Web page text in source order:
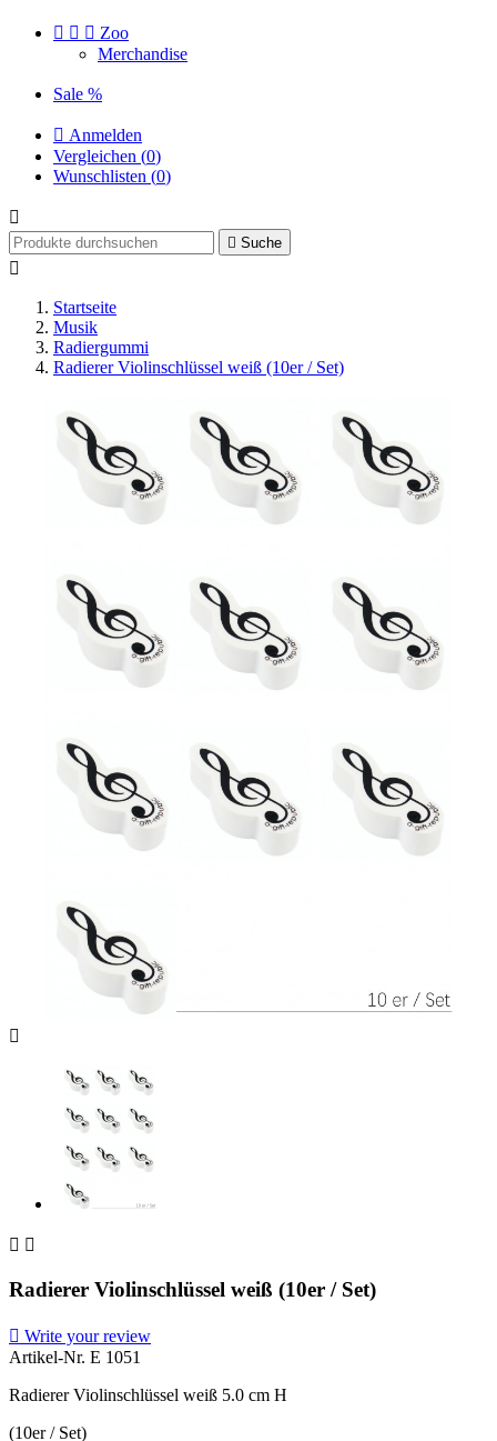
   Zoo
Merchandise
Sale %
 Anmelden
Vergleichen (0)
Wunschlisten (0)

 Suche

Startseite
Musik
Radiergummi
Radierer Violinschlüssel weiß (10er / Set)

 
Radierer Violinschlüssel weiß (10er / Set)
 Write your review
Artikel-Nr. E 1051
Radierer Violinschlüssel weiß 5.0 cm H
(10er / Set)